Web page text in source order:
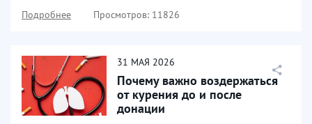
Подробнее Просмотров: 11826
31 МАЯ 2026
Почему важно воздержаться
от курения до и после
донации